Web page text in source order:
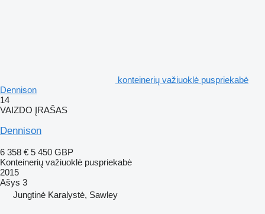
konteinerių važiuoklė puspriekabė
Dennison
14
VAIZDO ĮRAŠAS
Dennison
6 358 € 5 450 GBP
Konteinerių važiuoklė puspriekabė
2015
Ašys 3
Jungtinė Karalystė, Sawley